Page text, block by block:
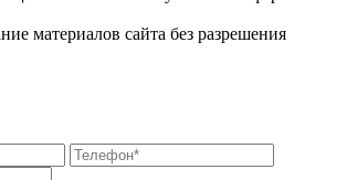
материалов сайта без разрешения